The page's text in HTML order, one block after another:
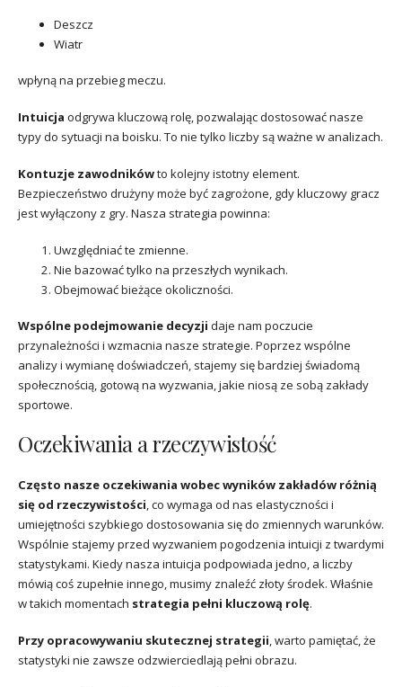
Deszcz
Wiatr
wpłyną na przebieg meczu.
Intuicja odgrywa kluczową rolę, pozwalając dostosować nasze
typy do sytuacji na boisku. To nie tylko liczby są ważne w analizach.
Kontuzje zawodnikówto kolejny istotny element.
Bezpieczeństwo drużyny może być zagrożone, gdy kluczowy gracz
jest wyłączony z gry. Nasza strategia powinna:
Uwzględniać te zmienne.
Nie bazować tylko na przeszłych wynikach.
Obejmować bieżące okoliczności.
Wspólne podejmowanie decyzji daje nam poczucie
przynależności i wzmacnia nasze strategie. Poprzez wspólne
analizy i wymianę doświadczeń, stajemy się bardziej świadomą
społecznością, gotową na wyzwania, jakie niosą ze sobą zakłady
sportowe.
Oczekiwania a rzeczywistość
Często nasze oczekiwania wobec wyników zakładów różnią
się od rzeczywistości, co wymaga od nas elastyczności i
umiejętności szybkiego dostosowania się do zmiennych warunków.
Wspólnie stajemy przed wyzwaniem pogodzenia intuicji z twardymi
statystykami. Kiedy nasza intuicja podpowiada jedno, a liczby
mówią coś zupełnie innego, musimy znaleźć złoty środek. Właśnie
w takich momentach strategia pełni kluczową rolę.
Przy opracowywaniu skutecznej strategii, warto pamiętać, że
statystyki nie zawsze odzwierciedlają pełni obrazu.